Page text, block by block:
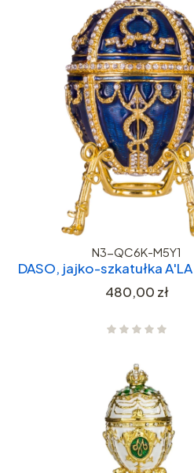
N3-QC6K-M5Y1
DASO, jajko-szkatułka A'LA
Cena
480,00 zł